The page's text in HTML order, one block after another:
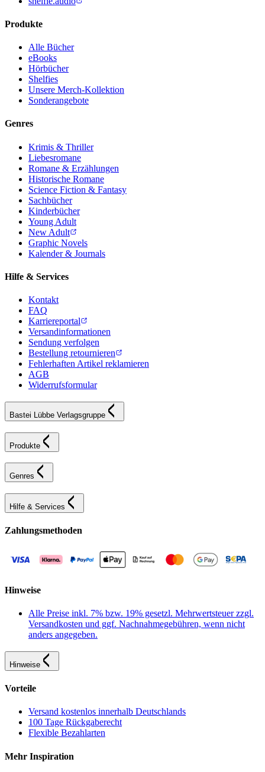
Produkte
Alle Bücher
eBooks
Hörbücher
Shelfies
Unsere Merch-Kollektion
Sonderangebote
Genres
Krimis & Thriller
Liebesromane
Romane & Erzählungen
Historische Romane
Science Fiction & Fantasy
Sachbücher
Kinderbücher
Young Adult
New Adult
Graphic Novels
Kalender & Journals
Hilfe & Services
Kontakt
FAQ
Karriereportal
Versandinformationen
Sendung verfolgen
Bestellung retournieren
Fehlerhaften Artikel reklamieren
AGB
Widerrufsformular
Bastei Lübbe Verlagsgruppe
Produkte
Genres
Hilfe & Services
Zahlungsmethoden
Hinweise
Alle Preise inkl. 7% bzw. 19% gesetzl. Mehrwertsteuer zzgl.
Versandkosten und ggf. Nachnahmegebühren, wenn nicht
anders angegeben.
Hinweise
Vorteile
Versand kostenlos innerhalb Deutschlands
100 Tage Rückgaberecht
Flexible Bezahlarten
Mehr Inspiration